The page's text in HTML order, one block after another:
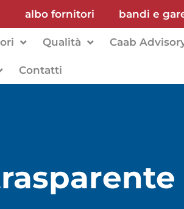
albo fornitori bandi e
Qualità Caab
Contatti